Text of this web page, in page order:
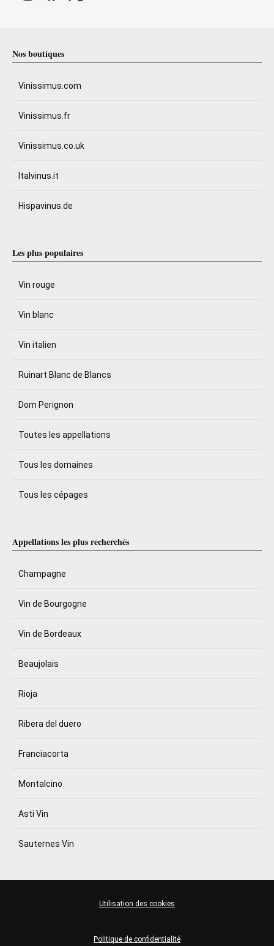
Nos boutiques
Vinissimus.com
Vinissimus.fr
Vinissimus.co.uk
Italvinus.it
Hispavinus.de
Les plus populaires
Vin rouge
Vin blanc
Vin italien
Ruinart Blanc de Blancs
Dom Perignon
Toutes les appellations
Tous les domaines
Tous les cépages
Appellations les plus recherchés
Champagne
Vin de Bourgogne
Vin de Bordeaux
Beaujolais
Rioja
Ribera del duero
Franciacorta
Montalcino
Asti Vin
Sauternes Vin
Politique de confidentialité
Utilisation des cookies